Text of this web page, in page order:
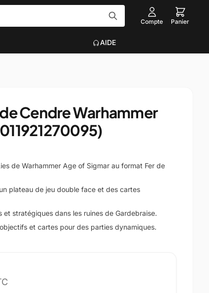
Compte Panier
AIDE
Graveurs
Claviers, Souris, Tapis
Voir plus
Cendre Warhammer
de Warhammer Age of Sigmar au format Fer de
plateau de jeu double face et des cartes
stratégiques dans les ruines de Gardebraise.
et cartes pour des parties dynamiques.